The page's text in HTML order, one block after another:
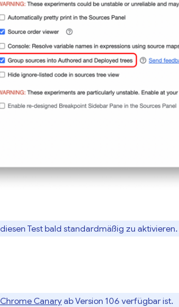
Test bald standardmäßig zu aktivieren.
Chrome Canaryab Version 106 verfügbar ist.